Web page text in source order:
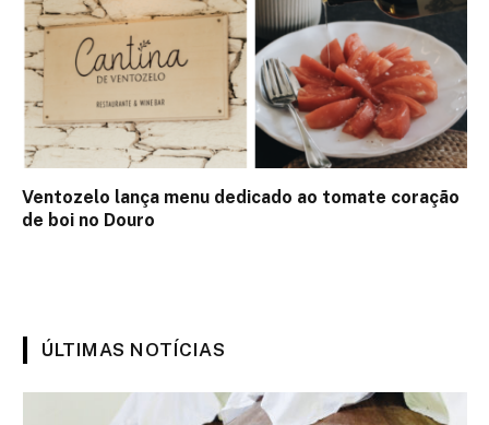
Ventozelo lança menu dedicado ao tomate coração
de boi no Douro
ÚLTIMAS NOTÍCIAS